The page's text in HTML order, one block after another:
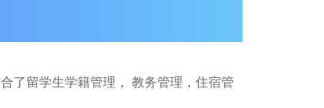
了留学生学籍管理， 教务管理，住宿管